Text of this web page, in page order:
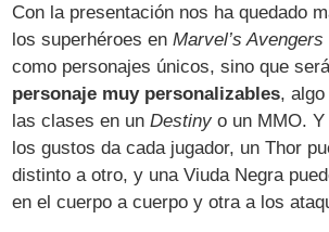
Con la presentación nos ha quedado
los superhéroes enMarvel’s Avengers
como personajes únicos, sino que
personaje muy personalizables,
las clases en unDestiny o un MMO. Y
los gustos da cada jugador, un Thor
distinto a otro, y una Viuda Negra
en el cuerpo a cuerpo y otra a los